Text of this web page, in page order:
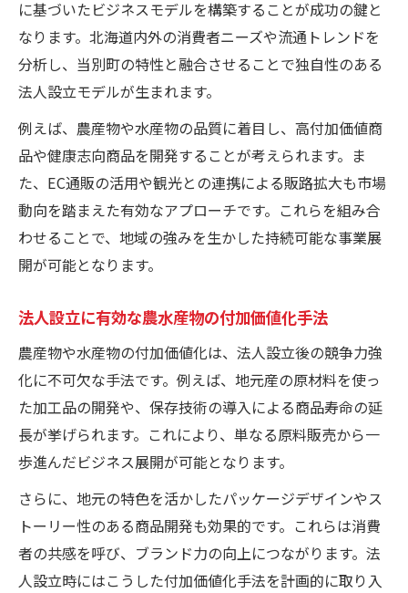
に基づいたビジネスモデルを構築することが成功の鍵と
なります。北海道内外の消費者ニーズや流通トレンドを
分析し、当別町の特性と融合させることで独自性のある
法人設立モデルが生まれます。
例えば、農産物や水産物の品質に着目し、高付加価値商
品や健康志向商品を開発することが考えられます。ま
た、EC通販の活用や観光との連携による販路拡大も市場
動向を踏まえた有効なアプローチです。これらを組み合
わせることで、地域の強みを生かした持続可能な事業展
開が可能となります。
法人設立に有効な農水産物の付加価値化手法
農産物や水産物の付加価値化は、法人設立後の競争力強
化に不可欠な手法です。例えば、地元産の原材料を使っ
た加工品の開発や、保存技術の導入による商品寿命の延
長が挙げられます。これにより、単なる原料販売から一
歩進んだビジネス展開が可能となります。
さらに、地元の特色を活かしたパッケージデザインやス
トーリー性のある商品開発も効果的です。これらは消費
者の共感を呼び、ブランド力の向上につながります。法
人設立時にはこうした付加価値化手法を計画的に取り入